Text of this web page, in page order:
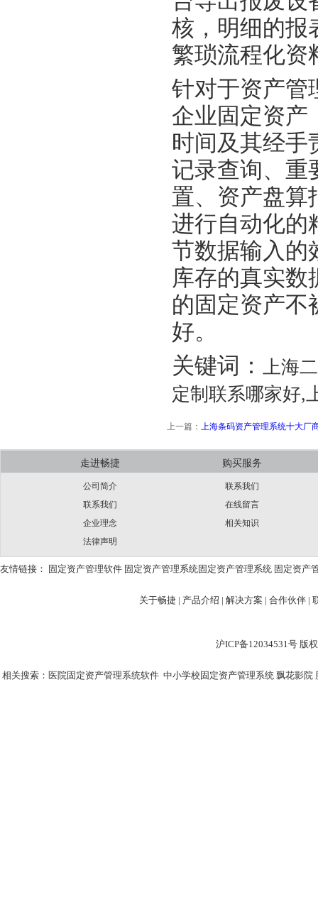
核，明细的报
繁琐流程化资
针对于资产管
企业固定资产
时间及其经手
记录查询、重
置、资产盘算
进行自动化的
节数据输入的
库存的真实数
的固定资产不
好。
关键词： 上海
定制联系哪家好,
上一篇： 上海条码资产管理系统十大厂
走进畅捷
公司简介
联系我们
企业理念
法律声明
购买服务
联系我们
在线留言
相关知识
友情链接： 固定资产管理软件 固定资产管理系统固定资产管理系统 固定资产
关于畅捷 | 产品介绍 | 解决方案 | 合作伙伴 |
沪ICP备12034531号 版
相关搜索： 医院固定资产管理系统软件 中小学校固定资产管理系统 飘花影院